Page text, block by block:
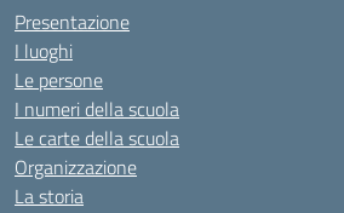
Presentazione
I luoghi
Le persone
I numeri della scuola
Le carte della scuola
Organizzazione
La storia